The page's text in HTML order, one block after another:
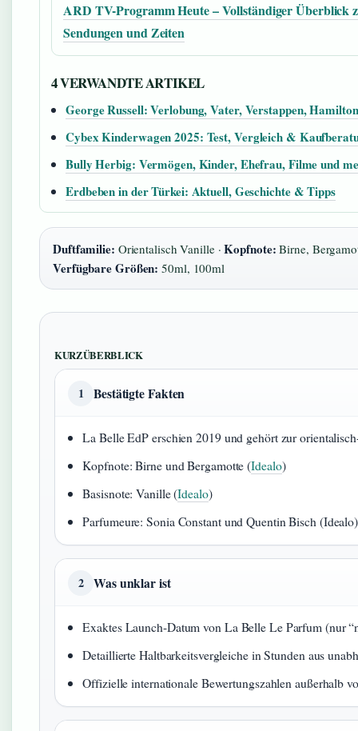
ARD TV-Programm Heute – Vollständiger Überblick
Sendungen und Zeiten
4 VERWANDTE ARTIKEL
George Russell: Verlobung, Vater, Verstappen, Hamilton
Cybex Kinderwagen 2025: Test, Vergleich &
Bully Herbig: Vermögen, Kinder, Ehefrau, Filme und
Erdbeben in der Türkei: Aktuell, Geschichte & Tipps
Duftfamilie: Orientalisch Vanille ·Kopfnote: Birne,
Verfügbare Größen: 50ml, 100ml
KURZÜBERBLICK
1 Bestätigte Fakten
La Belle EdP erschien 2019 und gehört zur
Kopfnote: Birne und Bergamotte (Idealo)
Basisnote: Vanille (Idealo)
Parfumeure: Sonia Constant und Quentin Bisch (Idealo)
2 Was unklar ist
Exaktes Launch-Datum von La Belle Le Parfum (nur
Detaillierte Haltbarkeitsvergleiche in Stunden aus
Offizielle internationale Bewertungszahlen außerhalb